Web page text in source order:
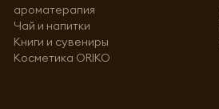
ароматерапия
Чай и напитки
Книги и сувениры
Косметика ORIKO